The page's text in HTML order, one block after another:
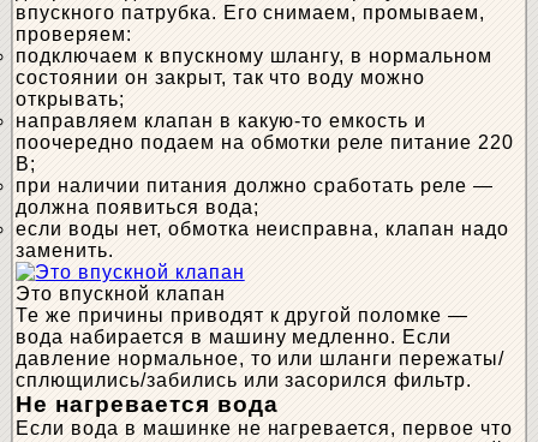
впускного патрубка. Его снимаем, промываем,
проверяем:
подключаем к впускному шлангу, в нормальном
состоянии он закрыт, так что воду можно
открывать;
направляем клапан в какую-то емкость и
поочередно подаем на обмотки реле питание 220
В;
при наличии питания должно сработать реле —
должна появиться вода;
если воды нет, обмотка неисправна, клапан надо
заменить.
Это впускной клапан
Те же причины приводят к другой поломке —
вода набирается в машину медленно. Если
давление нормальное, то или шланги пережаты/
сплющились/забились или засорился фильтр.
Не нагревается вода
Если вода в машинке не нагревается, первое что